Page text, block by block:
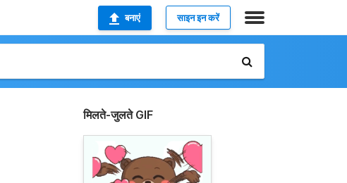
बनाएं साइन इन करें
मिलते-जुलते GIF